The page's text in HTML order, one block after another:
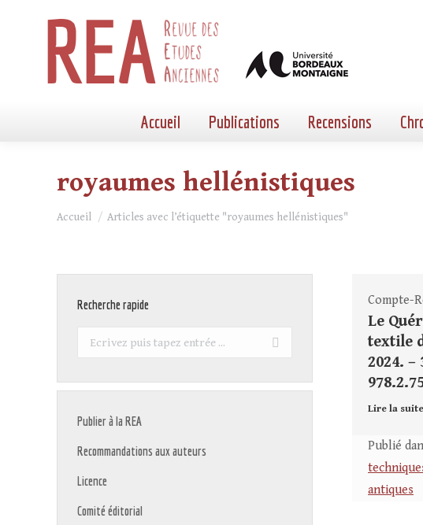
Accueil Publications Recensions
royaumes hellénistiques
Vous êtes ici :
Accueil Articles avec l’étiquette "royaumes hellénistiques"
Compte-
Le
textile
2024.
Lire la suite
Publié
antiques
Recherche rapide
Recherche
Publier à la REA
Recommandations aux auteurs
Licence
Comité éditorial